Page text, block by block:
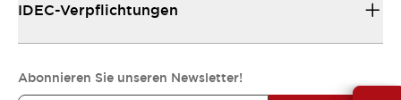
IDEC-Verpflichtungen
Abonnieren Sie unseren Newsletter!